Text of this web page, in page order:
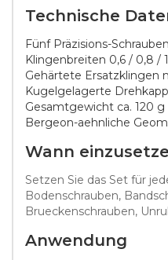
Technische
Fünf Präzisions-
Klingenbreiten 0,6 / 0,8 /
Gehärtete Ersatzklingen
Kugelgelagerte
Gesamtgewicht ca. 120 g
Bergeon-aehnliche
Wann
Setzen Sie das Set für
Bodenschrauben,
Brueckenschrauben,
Anwendung